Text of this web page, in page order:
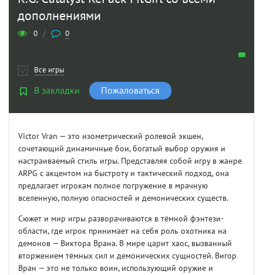
дополнениями
0 / 0
Все игры
В закладки Пожаловаться
Victor Vran — это изометрический ролевой экшен,
сочетающий динамичные бои, богатый выбор оружия и
настраиваемый стиль игры. Представляя собой игру в жанре
ARPG с акцентом на быстроту и тактический подход, она
предлагает игрокам полное погружение в мрачную
вселенную, полную опасностей и демонических существ.
Сюжет и мир игры разворачиваются в тёмной фэнтези-
области, где игрок принимает на себя роль охотника на
демонов — Виктора Врана. В мире царит хаос, вызванный
вторжением тёмных сил и демонических сущностей. Вигор
Вран — это не только воин, использующий оружие и